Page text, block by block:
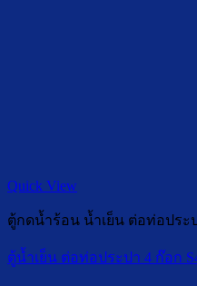
Quick View
ตู้กดน้ำร้อน น้ำเย็น ต่อท่อประ
ตู้น้ำเย็น ต่อท่อประปา 4 ก๊อก